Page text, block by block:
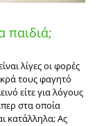
παιδιά;
λίγες οι φορές
τους φαγητό
είτε για λόγους
στα οποία
κατάλληλα; Ας